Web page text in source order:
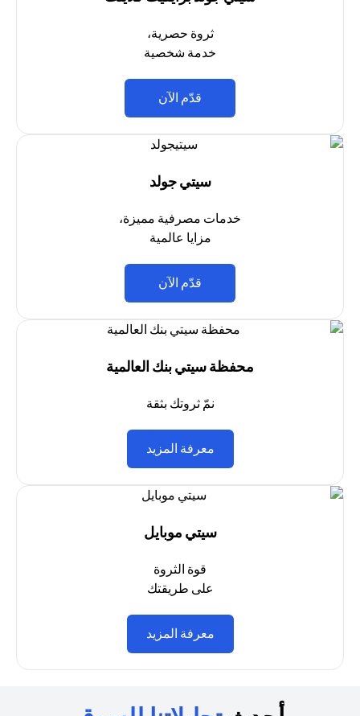
ثروة حصرية،
خدمة شخصية
قدّم الآن
سيتي جولد
خدمات مصرفية مميزة،
مزايا عالمية
قدّم الآن
محفظة سيتي بنك العالمية
نمّ ثروتك بثقة
معرفة المزيد
سيتي موبايل
قوة الثروة
على طريقتك
معرفة المزيد